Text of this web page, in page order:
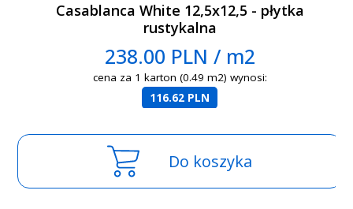
Casablanca White 12,5x12,5 - płytka
rustykalna
238.00 PLN / m2
cena za 1 karton (0.49 m2) wynosi:
116.62 PLN
Do koszyka